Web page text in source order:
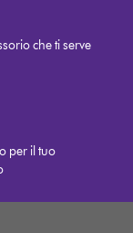
che ti serve
per il tuo